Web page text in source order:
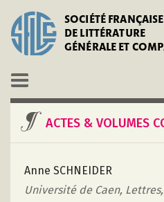
SOCIÉTÉ FRANÇAISE
DE LITTÉRATURE
GÉNÉRALE ET
ACTES & VOLUMES
Anne SCHNEIDER
Université de Caen,